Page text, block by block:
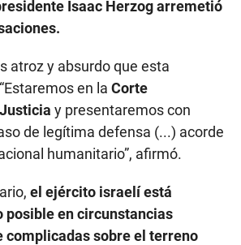
Isaac Herzog arremetió
atroz y absurdo que esta
en la Corte
y presentaremos con
de legítima defensa (...) acorde
humanitario”, afirmó.
el ejército israelí está
posible en circunstancias
complicadas sobre el terreno